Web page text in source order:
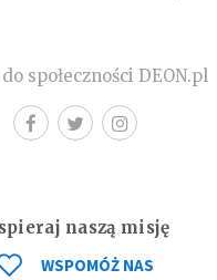
do społeczności DEON.pl
naszą misję
WSPOMÓŻ NAS